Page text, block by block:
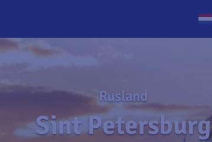
Rusland
Sint Petersburg